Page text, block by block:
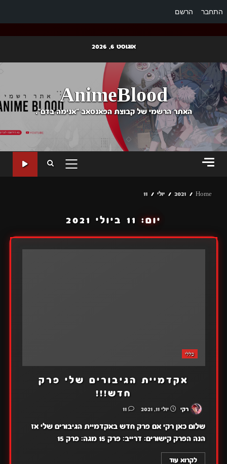
התחבר הרשם
content
אוגוסט 6, 2026
AnimeBlood
האתר הרשמי של קבוצת הפאנסאב "אנימה בדם".
PRIMARY
Home
2021 יולי 11
יום: 11 ביולי 2021
כללי
אקדמיית הגיבורים שלי פרק
חדש!!!
רקי יולי 11, 2021 11
שלום כאן רקי אם פרק חדש באקדמיית הגיבורים שלי אז
הנה הפרק קישורים: דרייב: פרק 15 מגה: פרק 15
לקרוא עוד